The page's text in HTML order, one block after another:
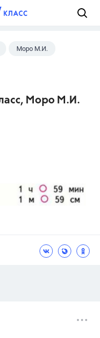
Моро М.И.
Моро М.И.